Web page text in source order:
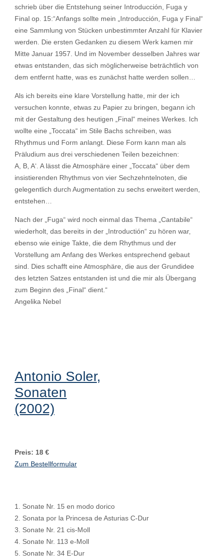
schrieb über die Entstehung seiner Introducción, Fuga y
Final op. 15:“Anfangs sollte mein „Introducción, Fuga y Final“
eine Sammlung von Stücken unbestimmter Anzahl für Klavier
werden. Die ersten Gedanken zu diesem Werk kamen mir
Mitte Januar 1957. Und im November desselben Jahres war
etwas entstanden, das sich möglicherweise beträchtlich von
dem entfernt hatte, was es zunächst hatte werden sollen…
Als ich bereits eine klare Vorstellung hatte, mir der ich
versuchen konnte, etwas zu Papier zu bringen, begann ich
mit der Gestaltung des heutigen „Final“ meines Werkes. Ich
wollte eine „Toccata“ im Stile Bachs schreiben, was
Rhythmus und Form anlangt. Diese Form kann man als
Präludium aus drei verschiedenen Teilen bezeichnen:
A, B, A‘. A lässt die Atmosphäre einer „Toccata“ über dem
insistierenden Rhythmus von vier Sechzehntelnoten, die
gelegentlich durch Augmentation zu sechs erweitert werden,
entstehen…
Nach der „Fuga“ wird noch einmal das Thema „Cantabile“
wiederholt, das bereits in der „Introductión“ zu hören war,
ebenso wie einige Takte, die dem Rhythmus und der
Vorstellung am Anfang des Werkes entsprechend gebaut
sind. Dies schafft eine Atmosphäre, die aus der Grundidee
des letzten Satzes entstanden ist und die mir als Übergang
zum Beginn des „Final“ dient.“
Angelika Nebel
Antonio Soler,
Sonaten
(2002)
Preis: 18 €
Zum Bestellformular
1. Sonate Nr. 15 en modo dorico
2. Sonata por la Princesa de Asturias C-Dur
3. Sonate Nr. 21 cis-Moll
4. Sonate Nr. 113 e-Moll
5. Sonate Nr. 34 E-Dur